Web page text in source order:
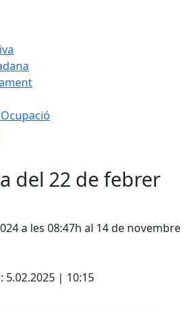
del 22 de febrer
a les 08:47h al 14 de novembre
| 10:15